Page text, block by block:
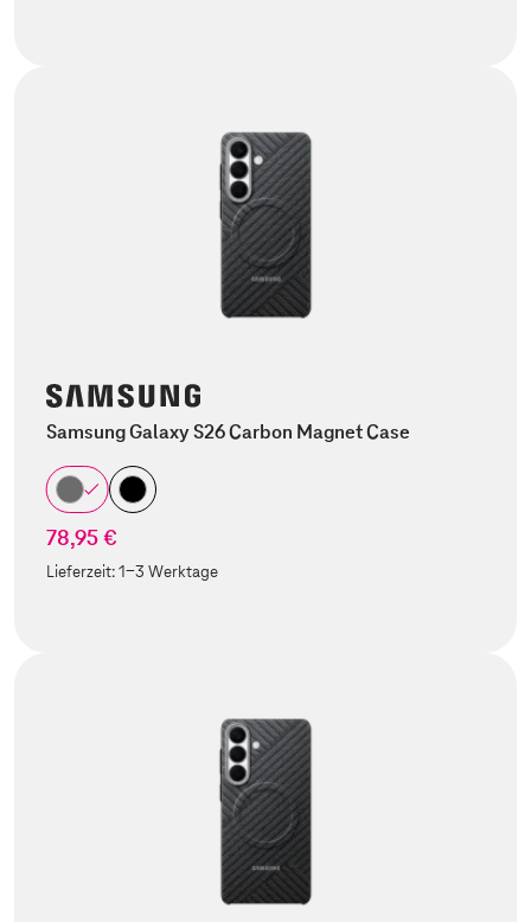
Samsung Galaxy S26 Carbon Magnet Case
78,95 €
Lieferzeit:1-3 Werktage